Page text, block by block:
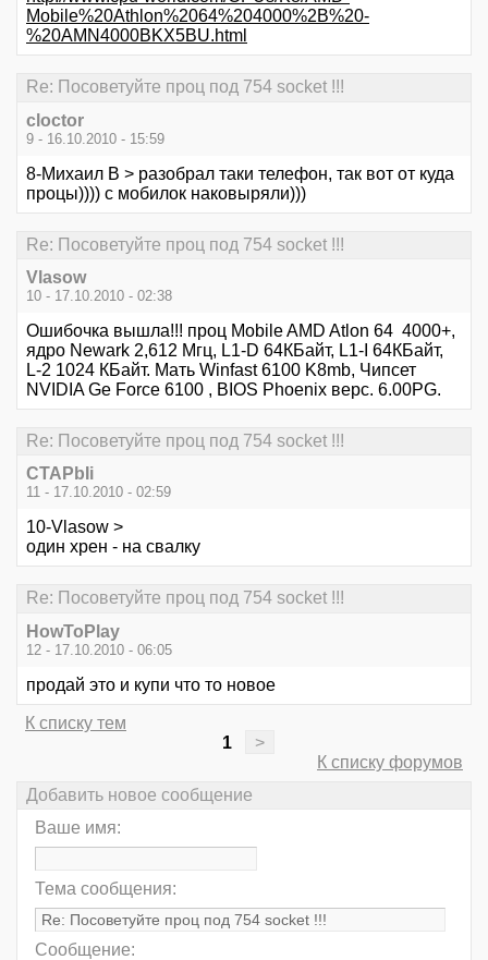
Mobile%20Athlon%2064%204000%2B%20-
%20AMN4000BKX5BU.html
Re: Посоветуйте проц под 754 socket !!!
cloctor
9 - 16.10.2010 - 15:59
8-Михаил В > разобрал таки телефон, так вот от куда
процы)))) с мобилок наковыряли)))
Re: Посоветуйте проц под 754 socket !!!
Vlasow
10 - 17.10.2010 - 02:38
Ошибочка вышла!!! проц Mobile AMD Atlon 64 4000+,
ядро Newark 2,612 Мгц, L1-D 64КБайт, L1-I 64КБайт,
L-2 1024 КБайт. Мать Winfast 6100 K8mb, Чипсет
NVIDIA Ge Force 6100 , BIOS Phoenix верс. 6.00PG.
Re: Посоветуйте проц под 754 socket !!!
CTAPbIi
11 - 17.10.2010 - 02:59
10-Vlasow >
один хрен - на свалку
Re: Посоветуйте проц под 754 socket !!!
HowToPlay
12 - 17.10.2010 - 06:05
продай это и купи что то новое
К списку тем
1
>
К списку форумов
Добавить новое сообщение
Ваше имя:
Тема сообщения:
Сообщение: